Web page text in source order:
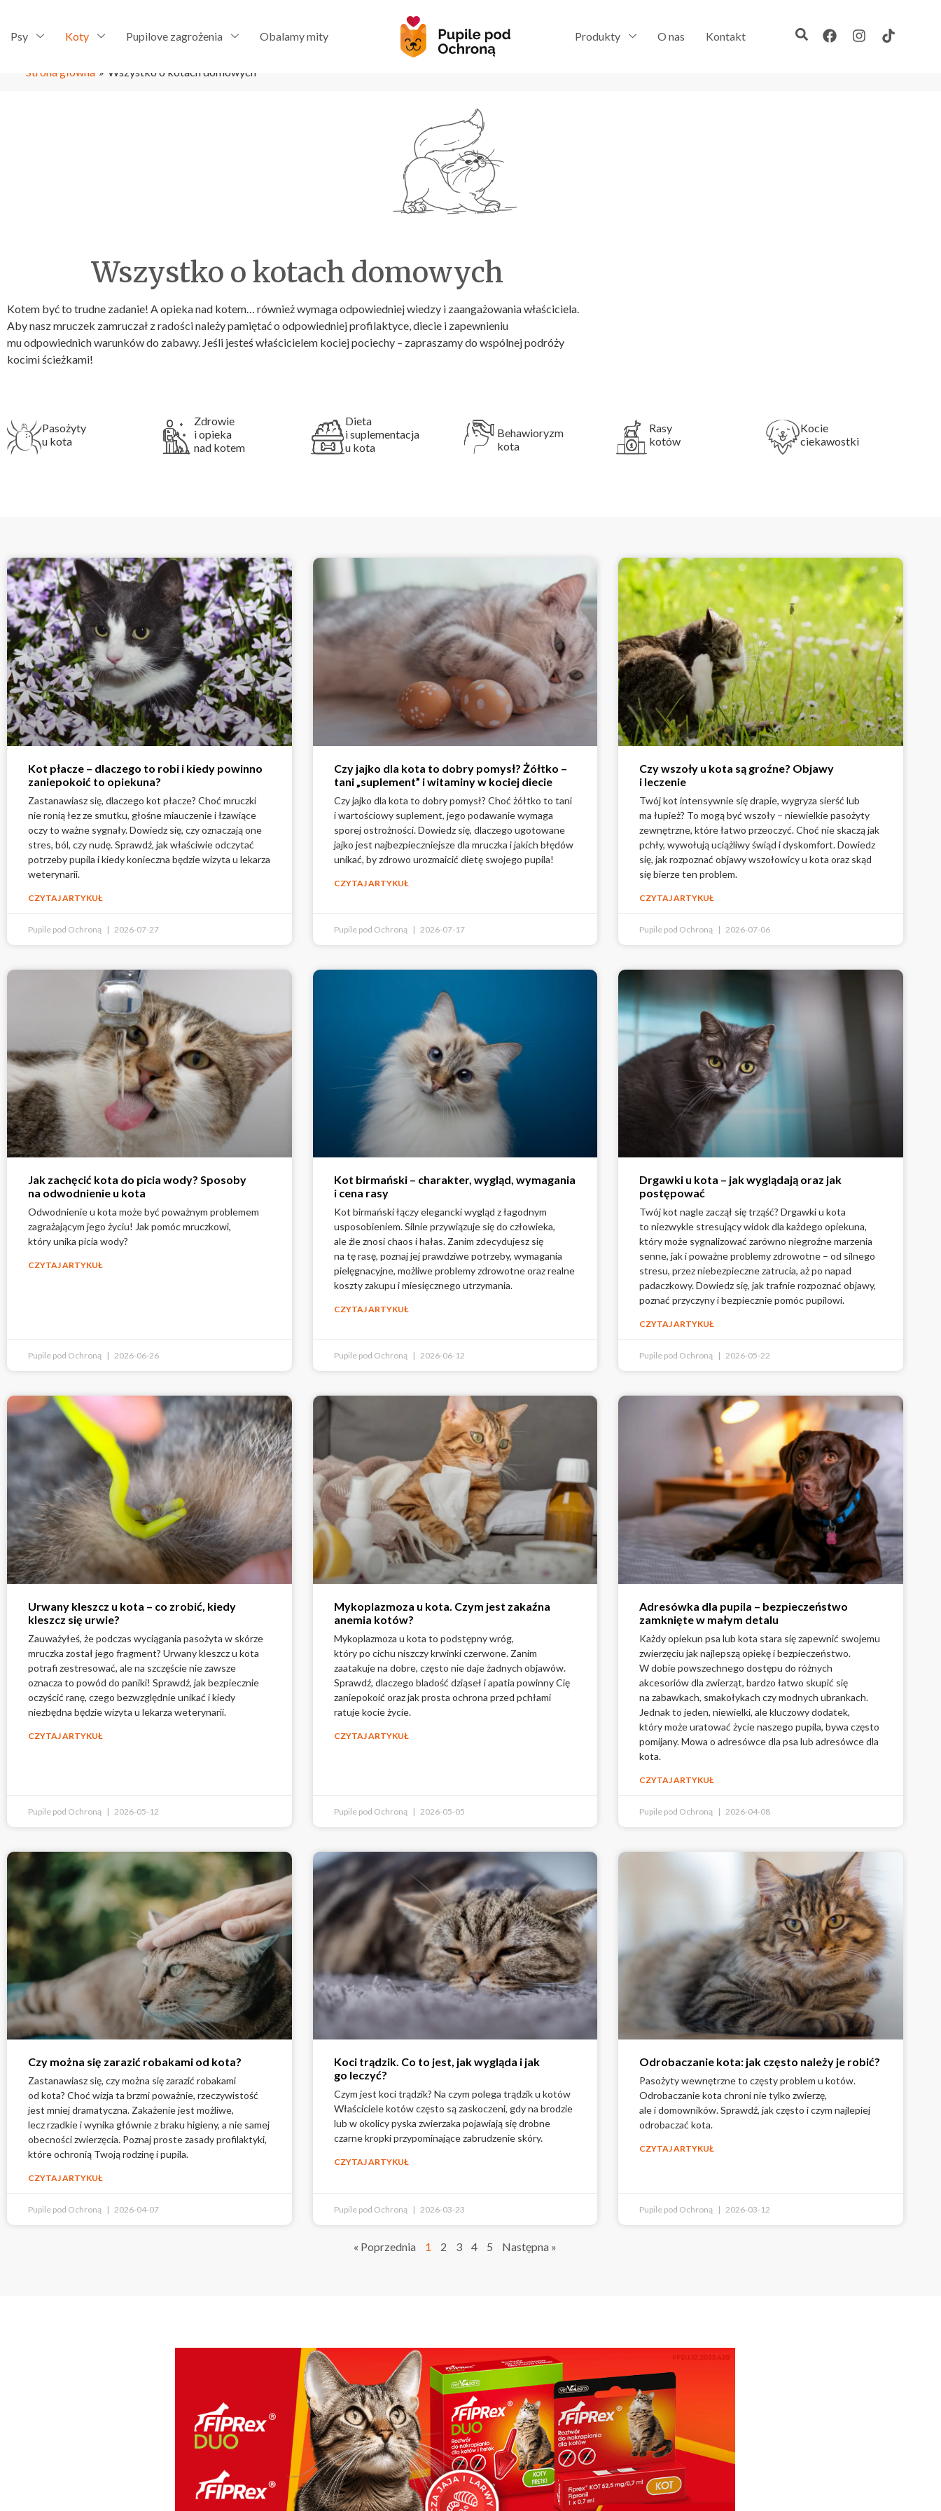
Psy Koty Pupilove zagrożenia Obalamy mity Produkty O nas Kontakt
Strona główna » Wszystko o kotach domowych
Wszystko o kotach domowych
Kotem być to trudne zadanie! A opieka nad kotem… również wymaga odpowiedniej wiedzy i zaangażowania właściciela.
Aby nasz mruczek zamruczał z radości należy pamiętać o odpowiedniej profilaktyce, diecie i zapewnieniu
mu odpowiednich warunków do zabawy. Jeśli jesteś właścicielem kociej pociechy – zapraszamy do wspólnej podróży
kocimi ścieżkami!
Pasożyty
u kota
Zdrowie
i opieka
nad kotem
Dieta
i suplementacja
u kota
Behawioryzm
kota
Rasy
kotów
Kocie
ciekawostki
Kot płacze – dlaczego to robi i kiedy powinno
zaniepokoić to opiekuna?
Zastanawiasz się, dlaczego kot płacze? Choć mruczki
nie ronią łez ze smutku, głośne miauczenie i łzawiące
oczy to ważne sygnały. Dowiedz się, czy oznaczają one
stres, ból, czy nudę. Sprawdź, jak właściwie odczytać
potrzeby pupila i kiedy konieczna będzie wizyta u lekarza
weterynarii.
CZYTAJ ARTYKUŁ
Pupile pod Ochroną 2026-07-27
Czy jajko dla kota to dobry pomysł? Żółtko –
tani „suplement” i witaminy w kociej diecie
Czy jajko dla kota to dobry pomysł? Choć żółtko to tani
i wartościowy suplement, jego podawanie wymaga
sporej ostrożności. Dowiedz się, dlaczego ugotowane
jajko jest najbezpieczniejsze dla mruczka i jakich błędów
unikać, by zdrowo urozmaicić dietę swojego pupila!
CZYTAJ ARTYKUŁ
Pupile pod Ochroną 2026-07-17
Czy wszoły u kota są groźne? Objawy
i leczenie
Twój kot intensywnie się drapie, wygryza sierść lub
ma łupież? To mogą być wszoły – niewielkie pasożyty
zewnętrzne, które łatwo przeoczyć. Choć nie skaczą jak
pchły, wywołują uciążliwy świąd i dyskomfort. Dowiedz
się, jak rozpoznać objawy wszołowicy u kota oraz skąd
się bierze ten problem.
CZYTAJ ARTYKUŁ
Pupile pod Ochroną 2026-07-06
Jak zachęcić kota do picia wody? Sposoby
na odwodnienie u kota
Odwodnienie u kota może być poważnym problemem
zagrażającym jego życiu! Jak pomóc mruczkowi,
który unika picia wody?
CZYTAJ ARTYKUŁ
Pupile pod Ochroną 2026-06-26
Kot birmański – charakter, wygląd, wymagania
i cena rasy
Kot birmański łączy elegancki wygląd z łagodnym
usposobieniem. Silnie przywiązuje się do człowieka,
ale źle znosi chaos i hałas. Zanim zdecydujesz się
na tę rasę, poznaj jej prawdziwe potrzeby, wymagania
pielęgnacyjne, możliwe problemy zdrowotne oraz realne
koszty zakupu i miesięcznego utrzymania.
CZYTAJ ARTYKUŁ
Pupile pod Ochroną 2026-06-12
Drgawki u kota – jak wyglądają oraz jak
postępować
Twój kot nagle zaczął się trząść? Drgawki u kota
to niezwykle stresujący widok dla każdego opiekuna,
który może sygnalizować zarówno niegroźne marzenia
senne, jak i poważne problemy zdrowotne – od silnego
stresu, przez niebezpieczne zatrucia, aż po napad
padaczkowy. Dowiedz się, jak trafnie rozpoznać objawy,
poznać przyczyny i bezpiecznie pomóc pupilowi.
CZYTAJ ARTYKUŁ
Pupile pod Ochroną 2026-05-22
Urwany kleszcz u kota – co zrobić, kiedy
kleszcz się urwie?
Zauważyłeś, że podczas wyciągania pasożyta w skórze
mruczka został jego fragment? Urwany kleszcz u kota
potrafi zestresować, ale na szczęście nie zawsze
oznacza to powód do paniki! Sprawdź, jak bezpiecznie
oczyścić ranę, czego bezwzględnie unikać i kiedy
niezbędna będzie wizyta u lekarza weterynarii.
CZYTAJ ARTYKUŁ
Pupile pod Ochroną 2026-05-12
Mykoplazmoza u kota. Czym jest zakaźna
anemia kotów?
Mykoplazmoza u kota to podstępny wróg,
który po cichu niszczy krwinki czerwone. Zanim
zaatakuje na dobre, często nie daje żadnych objawów.
Sprawdź, dlaczego bladość dziąseł i apatia powinny Cię
zaniepokoić oraz jak prosta ochrona przed pchłami
ratuje kocie życie.
CZYTAJ ARTYKUŁ
Pupile pod Ochroną 2026-05-05
Adresówka dla pupila – bezpieczeństwo
zamknięte w małym detalu
Każdy opiekun psa lub kota stara się zapewnić swojemu
zwierzęciu jak najlepszą opiekę i bezpieczeństwo.
W dobie powszechnego dostępu do różnych
akcesoriów dla zwierząt, bardzo łatwo skupić się
na zabawkach, smakołykach czy modnych ubrankach.
Jednak to jeden, niewielki, ale kluczowy dodatek,
który może uratować życie naszego pupila, bywa często
pomijany. Mowa o adresówce dla psa lub adresówce dla
kota.
CZYTAJ ARTYKUŁ
Pupile pod Ochroną 2026-04-08
Czy można się zarazić robakami od kota?
Zastanawiasz się, czy można się zarazić robakami
od kota? Choć wizja ta brzmi poważnie, rzeczywistość
jest mniej dramatyczna. Zakażenie jest możliwe,
lecz rzadkie i wynika głównie z braku higieny, a nie samej
obecności zwierzęcia. Poznaj proste zasady profilaktyki,
które ochronią Twoją rodzinę i pupila.
CZYTAJ ARTYKUŁ
Pupile pod Ochroną 2026-04-07
Koci trądzik. Co to jest, jak wygląda i jak
go leczyć?
Czym jest koci trądzik? Na czym polega trądzik u kotów
Właściciele kotów często są zaskoczeni, gdy na brodzie
lub w okolicy pyska zwierzaka pojawiają się drobne
czarne kropki przypominające zabrudzenie skóry.
CZYTAJ ARTYKUŁ
Pupile pod Ochroną 2026-03-23
Odrobaczanie kota: jak często należy je robić?
Pasożyty wewnętrzne to częsty problem u kotów.
Odrobaczanie kota chroni nie tylko zwierzę,
ale i domowników. Sprawdź, jak często i czym najlepiej
odrobaczać kota.
CZYTAJ ARTYKUŁ
Pupile pod Ochroną 2026-03-12
« Poprzednia 1 2 3 4 5 Następna »